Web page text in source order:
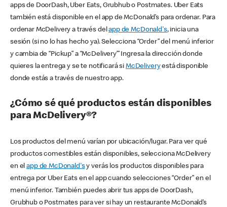
apps de DoorDash, Uber Eats, Grubhub o Postmates. Uber Eats
también está disponible en el app de McDonald’s para ordenar. Para
ordenar McDelivery a través delapp de McDonald's, inicia una
sesión (si no lo has hecho ya). Selecciona “Order” del menú inferior
y cambia de “Pickup” a “McDelivery’” Ingresa la dirección donde
quieres la entrega y se te notificará si McDeliveryestá disponible
donde estás a través de nuestro app.
¿Cómo sé qué productos están disponibles
para McDelivery®?
Los productos del menú varían por ubicación/lugar. Para ver qué
productos comestibles están disponibles, selecciona McDelivery
en elapp de McDonald'sy verás los productos disponibles para
entrega por Uber Eats en el app cuando selecciones “Order” en el
menú inferior. También puedes abrir tus apps de DoorDash,
Grubhub o Postmates para ver si hay un restaurante McDonald’s